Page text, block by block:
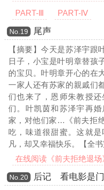
PART-Ⅲ PART-Ⅳ
Νο.19 尾声
【摘要】今天是苏泽宇跟
日子，小宝是叶明章替孩
的宝贝。叶明章开心的在
一家人还有苏家的親戚们
们也来了，恩师朱教授
们。叶凯茵和苏泽宇再
家，对他们家 …《前夫拒
吃，味道很甜蜜。这就
凡，却又幸福快乐。【全书
在线阅读《前夫拒绝退场
Νο.20 后记 看电影是门